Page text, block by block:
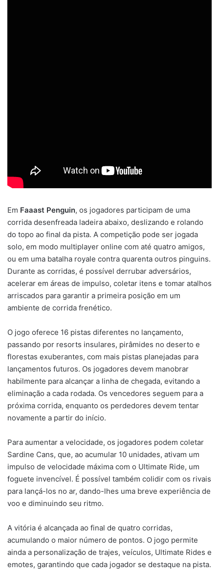
Em Faaast Penguin, os jogadores participam de uma
corrida desenfreada ladeira abaixo, deslizando e rolando
do topo ao final da pista. A competição pode ser jogada
solo, em modo multiplayer online com até quatro amigos,
ou em uma batalha royale contra quarenta outros pinguins.
Durante as corridas, é possível derrubar adversários,
acelerar em áreas de impulso, coletar itens e tomar atalhos
arriscados para garantir a primeira posição em um
ambiente de corrida frenético.
O jogo oferece 16 pistas diferentes no lançamento,
passando por resorts insulares, pirâmides no deserto e
florestas exuberantes, com mais pistas planejadas para
lançamentos futuros. Os jogadores devem manobrar
habilmente para alcançar a linha de chegada, evitando a
eliminação a cada rodada. Os vencedores seguem para a
próxima corrida, enquanto os perdedores devem tentar
novamente a partir do início.
Para aumentar a velocidade, os jogadores podem coletar
Sardine Cans, que, ao acumular 10 unidades, ativam um
impulso de velocidade máxima com o Ultimate Ride, um
foguete invencível. É possível também colidir com os rivais
para lançá-los no ar, dando-lhes uma breve experiência de
voo e diminuindo seu ritmo.
A vitória é alcançada ao final de quatro corridas,
acumulando o maior número de pontos. O jogo permite
ainda a personalização de trajes, veículos, Ultimate Rides e
emotes, garantindo que cada jogador se destaque na pista.